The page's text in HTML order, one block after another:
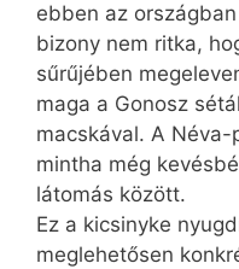
ebben az
bizony nem ritka,
sűrűjében
maga a Gonosz
macskával. A
mintha még
látomás között.
Ez a kicsinyke
meglehetősen